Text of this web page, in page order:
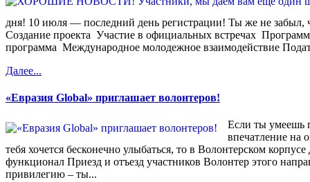
дня! 10 июля — последний день регистрации! Ты же не забыл,
Создание проекта Участие в официальных встречах
программа Международное молодежное взаимодействие
Далее...
«Евразия Global» приглашает волонтеров!
Если ты умеешь
впечатление на
тебя хочется бесконечно улыбаться, то в Волонтерском
функционал Приезд и отъезд участников Волонтер этого
привилегию – ты...